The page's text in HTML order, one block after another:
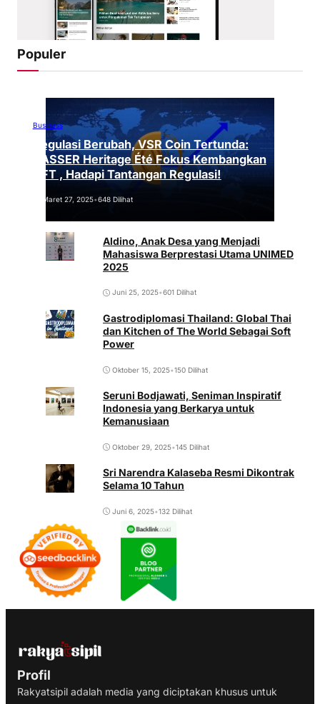
Populer
Business
Regulasi Berubah, VSR Coin Tertunda:
VASSER Heritage Été Fokus Kembangkan
NFT , Hadapi Tantangan Regulasi!
Maret 27, 2025•648 Dilihat
Aldino, Anak Desa yang Menjadi
Mahasiswa Berprestasi Utama UNIMED
2025
Juni 25, 2025•601 Dilihat
Gastrodiplomasi Thailand: Global Thai
dan Kitchen of The World Sebagai Soft
Power
Oktober 15, 2025•150 Dilihat
Seruni Bodjawati, Seniman Inspiratif
Indonesia yang Berkarya untuk
Kemanusiaan
Oktober 29, 2025•145 Dilihat
Sri Narendra Kalaseba Resmi Dikontrak
Selama 10 Tahun
Juni 6, 2025•132 Dilihat
Profil
Rakyatsipil adalah media yang diciptakan khusus untuk